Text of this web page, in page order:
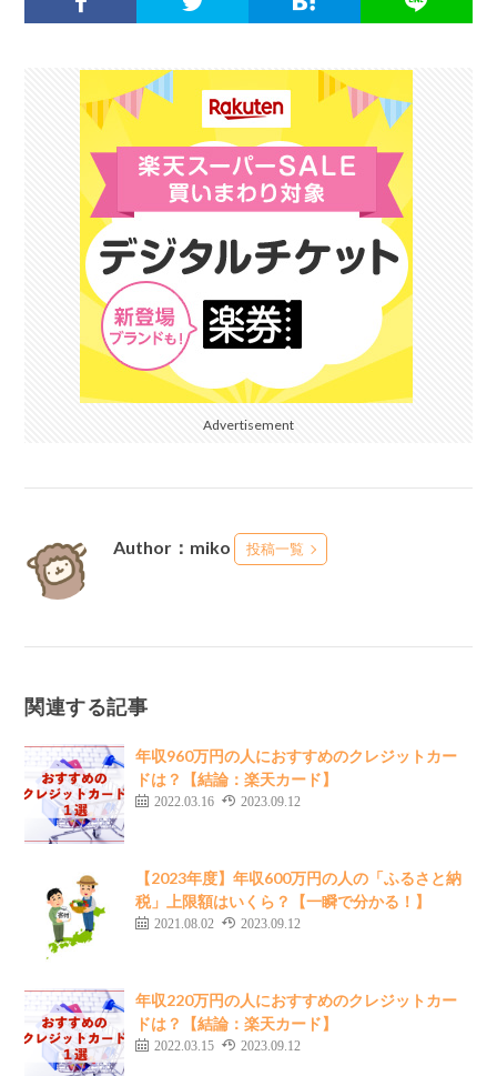
Advertisement
Author：miko 投稿一覧
関連する記事
年収960万円の人におすすめのクレジットカー
ドは？【結論：楽天カード】
2022.03.16 2023.09.12
【2023年度】年収600万円の人の「ふるさと納
税」上限額はいくら？【一瞬で分かる！】
2021.08.02 2023.09.12
年収220万円の人におすすめのクレジットカー
ドは？【結論：楽天カード】
2022.03.15 2023.09.12